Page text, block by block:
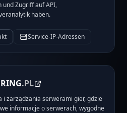
Zugriff auf API,
haben.
Service-IP-Adressen
.PL
zarządzania serwerami gier, gdzie
informacje o serwerach, wygodne